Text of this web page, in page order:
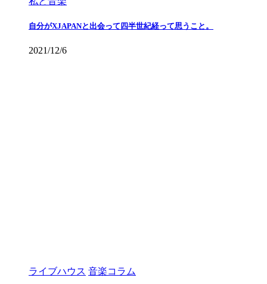
自分がXJAPANと出会って四半世紀経って思うこと。
2021/12/6
ライブハウス 音楽コラム